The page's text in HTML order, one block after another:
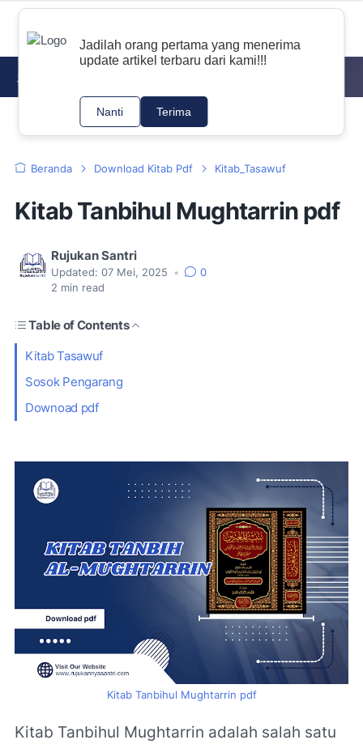
Jadilah orang pertama yang menerima
update artikel terbaru dari kami!!!
Nanti Terima
Beranda Download Kitab Pdf Kitab_Tasawuf
Kitab Tanbihul Mughtarrin pdf
Rujukan Santri
Updated: 07 Mei, 2025 •
0
2 min read
Table of Contents
Kitab Tasawuf
Sosok Pengarang
Downoad pdf
Kitab Tanbihul Mughtarrin pdf
Kitab Tanbihul Mughtarrin adalah salah satu